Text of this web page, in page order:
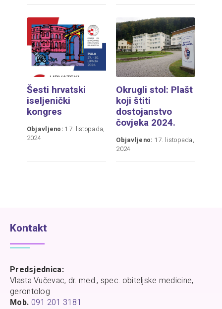
Šesti hrvatski
iseljenički
kongres
Objavljeno: 17. listopada,
2024
Okrugli stol: Plašt
koji štiti
dostojanstvo
čovjeka 2024.
Objavljeno: 17. listopada,
2024
Kontakt
Predsjednica:
Vlasta Vučevac, dr. med., spec. obiteljske medicine,
gerontolog
Mob. 091 201 3181